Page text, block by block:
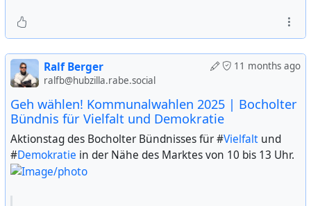
11 months ago
Ralf Berger
ralfb@hubzilla.rabe.social
Geh wählen! Kommunalwahlen 2025 | Bocholter
Bündnis für Vielfalt und Demokratie
Aktionstag des Bocholter Bündnisses für #Vielfalt und
#Demokratie in der Nähe des Marktes von 10 bis 13 Uhr.